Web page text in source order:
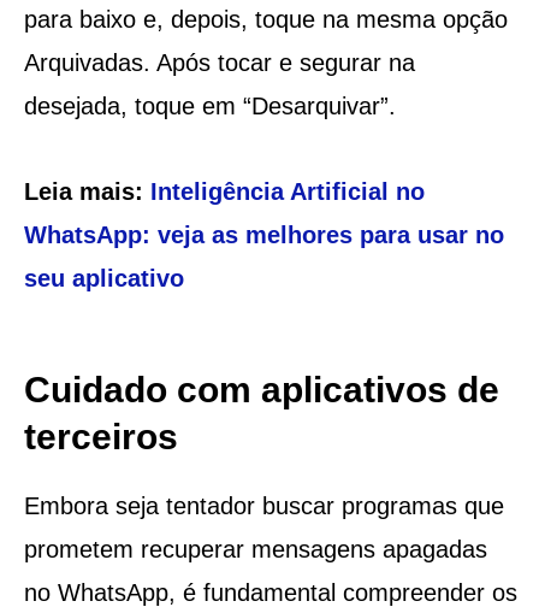
para baixo e, depois, toque na mesma opção
Arquivadas. Após tocar e segurar na
desejada, toque em “Desarquivar”.
Leia mais: Inteligência Artificial no
WhatsApp: veja as melhores para usar no
seu aplicativo
Cuidado com aplicativos de
terceiros
Embora seja tentador buscar programas que
prometem recuperar mensagens apagadas
no WhatsApp, é fundamental compreender os